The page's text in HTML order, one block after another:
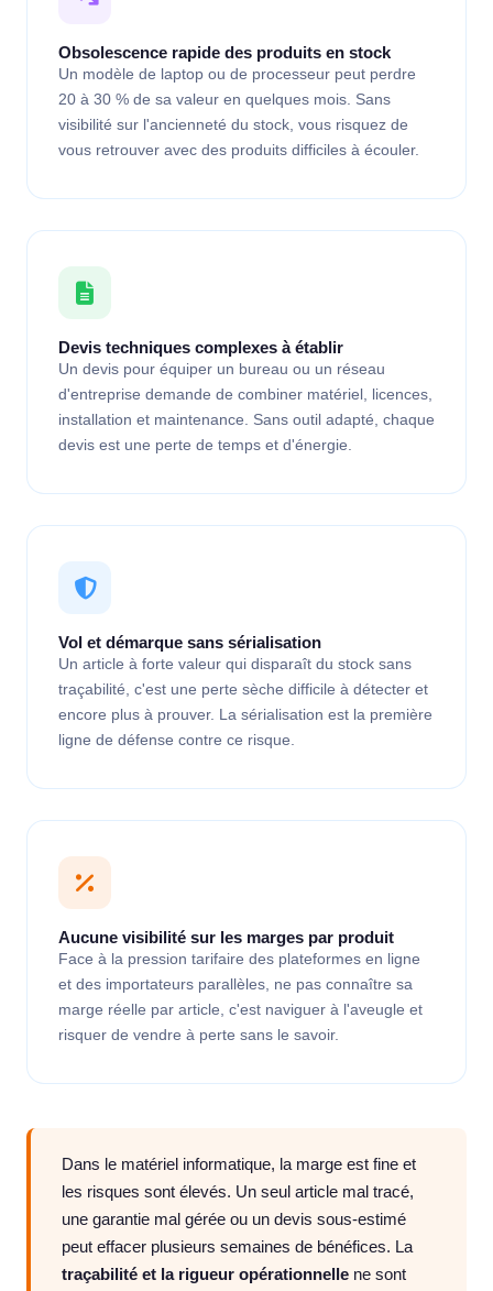
Obsolescence rapide des produits en stock
Un modèle de laptop ou de processeur peut perdre
20 à 30 % de sa valeur en quelques mois. Sans
visibilité sur l'ancienneté du stock, vous risquez de
vous retrouver avec des produits difficiles à écouler.
Devis techniques complexes à établir
Un devis pour équiper un bureau ou un réseau
d'entreprise demande de combiner matériel, licences,
installation et maintenance. Sans outil adapté, chaque
devis est une perte de temps et d'énergie.
Vol et démarque sans sérialisation
Un article à forte valeur qui disparaît du stock sans
traçabilité, c'est une perte sèche difficile à détecter et
encore plus à prouver. La sérialisation est la première
ligne de défense contre ce risque.
Aucune visibilité sur les marges par produit
Face à la pression tarifaire des plateformes en ligne
et des importateurs parallèles, ne pas connaître sa
marge réelle par article, c'est naviguer à l'aveugle et
risquer de vendre à perte sans le savoir.
Dans le matériel informatique, la marge est fine et
les risques sont élevés. Un seul article mal tracé,
une garantie mal gérée ou un devis sous-estimé
peut effacer plusieurs semaines de bénéfices. La
traçabilité et la rigueur opérationnelle ne sont